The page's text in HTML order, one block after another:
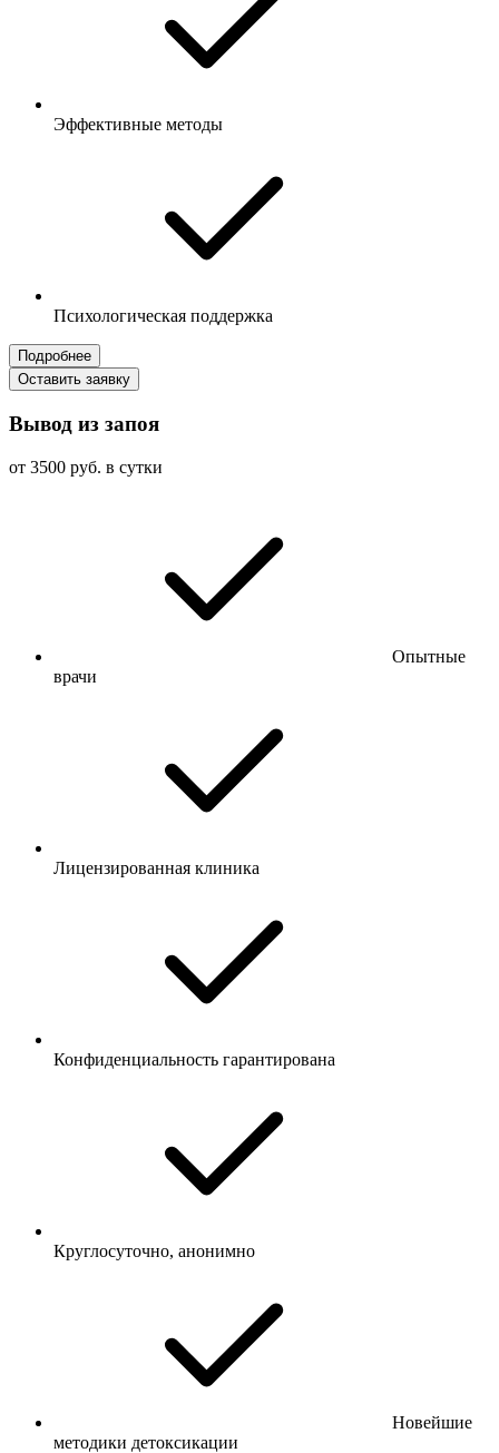
Эффективные методы
Психологическая поддержка
Подробнее
Оставить заявку
Вывод из запоя
от 3500 руб. в сутки
Опытные
врачи
Лицензированная клиника
Конфиденциальность гарантирована
Круглосуточно, анонимно
Новейшие
методики детоксикации